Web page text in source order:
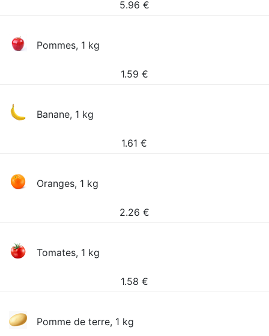
5.96 €
Pommes, 1 kg
1.59 €
Banane, 1 kg
1.61 €
Oranges, 1 kg
2.26 €
Tomates, 1 kg
1.58 €
Pomme de terre, 1 kg